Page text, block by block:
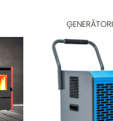
ĢENERĀTORI